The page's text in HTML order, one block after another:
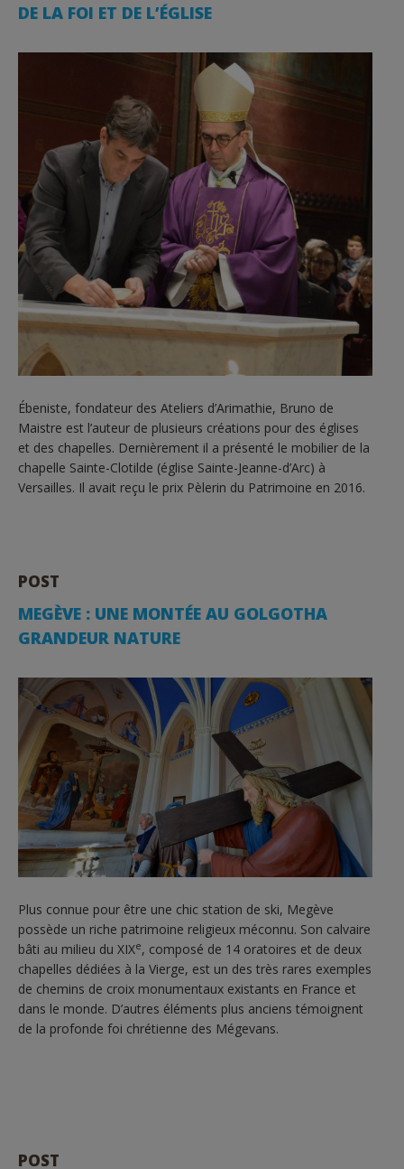
DE LA FOI ET DE L’ÉGLISE
Ébeniste, fondateur des Ateliers d’Arimathie, Bruno de
Maistre est l’auteur de plusieurs créations pour des églises
et des chapelles. Dernièrement il a présenté le mobilier de la
chapelle Sainte-Clotilde (église Sainte-Jeanne-d’Arc) à
Versailles. Il avait reçu le prix Pèlerin du Patrimoine en 2016.
POST
MEGÈVE : UNE MONTÉE AU GOLGOTHA
GRANDEUR NATURE
Plus connue pour être une chic station de ski, Megève
possède un riche patrimoine religieux méconnu. Son calvaire
bâti au milieu du XIXe, composé de 14 oratoires et de deux
chapelles dédiées à la Vierge, est un des très rares exemples
de chemins de croix monumentaux existants en France et
dans le monde. D’autres éléments plus anciens témoignent
de la profonde foi chrétienne des Mégevans.
POST